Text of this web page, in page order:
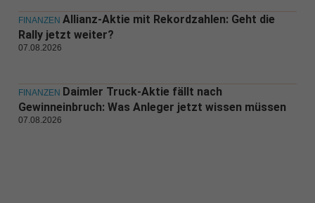
FINANZEN Allianz-Aktie mit Rekordzahlen: Geht die
Rally jetzt weiter?
07.08.2026
FINANZEN Daimler Truck-Aktie fällt nach
Gewinneinbruch: Was Anleger jetzt wissen müssen
07.08.2026